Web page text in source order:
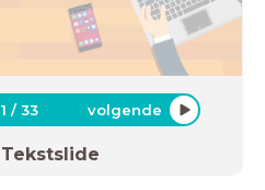
1 /33 volgende
Tekstslide